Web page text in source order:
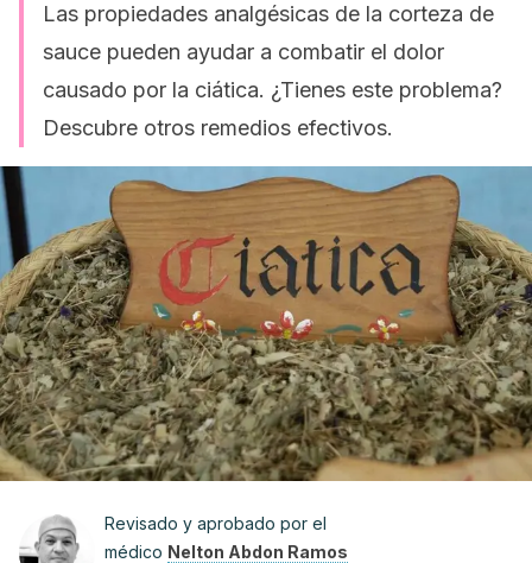
Las propiedades analgésicas de la corteza de
sauce pueden ayudar a combatir el dolor
causado por la ciática. ¿Tienes este problema?
Descubre otros remedios efectivos.
Revisado y aprobado por el
médico Nelton Abdon Ramos